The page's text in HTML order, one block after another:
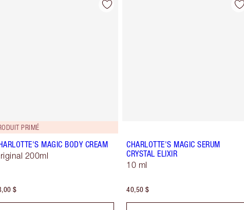
Article 3 sur 86
PRIMÉ
MAGIC BODY CREAM
200ml
$
Article 4 sur 86
CHARLOTTE'S MAGIC SERUM
CRYSTAL ELIXIR
10 ml
40,50 $